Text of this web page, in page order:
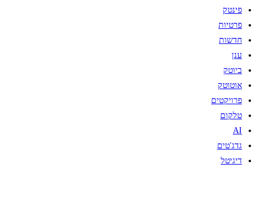
פינטק
פרטיות
חדשות
ענן
ביוטק
אוטוטק
פרויקטים
טלקום
AI
גדג'טים
דיגיטל